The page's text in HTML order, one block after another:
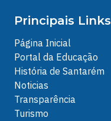
Principais Links
Página Inicial
Portal da Educação
História de Santarém
Noticias
Transparência
Turismo